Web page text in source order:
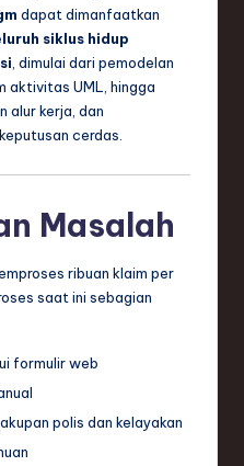
dapat dimanfaatkan
siklus hidup
, dimulai dari pemodelan
aktivitas UML, hingga
alur kerja, dan
cerdas.
Masalah
ribuan klaim per
saat ini sebagian
formulir web
polis dan kelayakan